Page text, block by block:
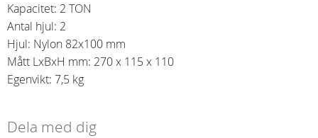
Kapacitet: 2 TON
Antal hjul: 2
Hjul: Nylon 82x100 mm
Mått LxBxH mm: 270 x 115 x 110
Egenvikt: 7,5 kg
Dela med dig